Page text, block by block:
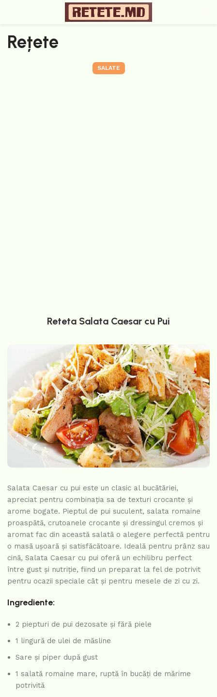
Rețete
SALATE
Reteta Salata Caesar cu Pui
Salata Caesar cu pui este un clasic al bucătăriei,
apreciat pentru combinația sa de texturi crocante și
arome bogate. Pieptul de pui suculent, salata romaine
proaspătă, crutoanele crocante și dressingul cremos și
aromat fac din această salată o alegere perfectă pentru
o masă ușoară și satisfăcătoare. Ideală pentru prânz sau
cină, Salata Caesar cu pui oferă un echilibru perfect
între gust și nutriție, fiind un preparat la fel de potrivit
pentru ocazii speciale cât și pentru mesele de zi cu zi.
Ingrediente:
2 piepturi de pui dezosate și fără piele
1 lingură de ulei de măsline
Sare și piper după gust
1 salată romaine mare, ruptă în bucăți de mărime
potrivită